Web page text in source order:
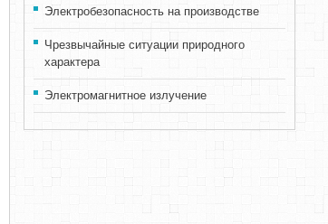
Электробезопасность на производстве
Чрезвычайные ситуации природного
характера
Электромагнитное излучение